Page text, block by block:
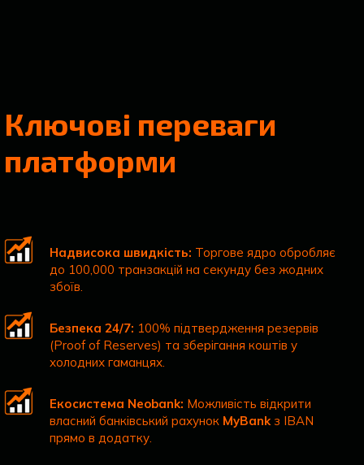
Ключові переваги
платформи
Надвисока швидкість: Торгове ядро обробляє
до 100,000 транзакцій на секунду без жодних
збоїв.
Безпека 24/7: 100% підтвердження резервів
(Proof of Reserves) та зберігання коштів у
холодних гаманцях.
Екосистема Neobank: Можливість відкрити
власний банківський рахунок MyBankз IBAN
прямо в додатку.